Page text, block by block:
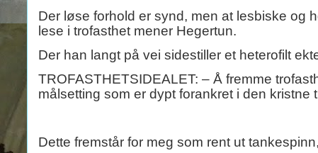
Der løse forhold er synd, men at lesbiske og
lese i trofasthet mener Hegertun.
Der han langt på vei sidestiller et heterofilt
TROFASTHETSIDEALET: – Å fremme
målsetting som er dypt forankret i den
Dette fremstår for meg som rent ut